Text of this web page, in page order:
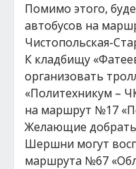
Помимо этого,
автобусов на
Чистопольская-
К кладбищу
организовать
«Политехникум –
на маршрут №17
Желающие
Шершни могут
маршрута №67